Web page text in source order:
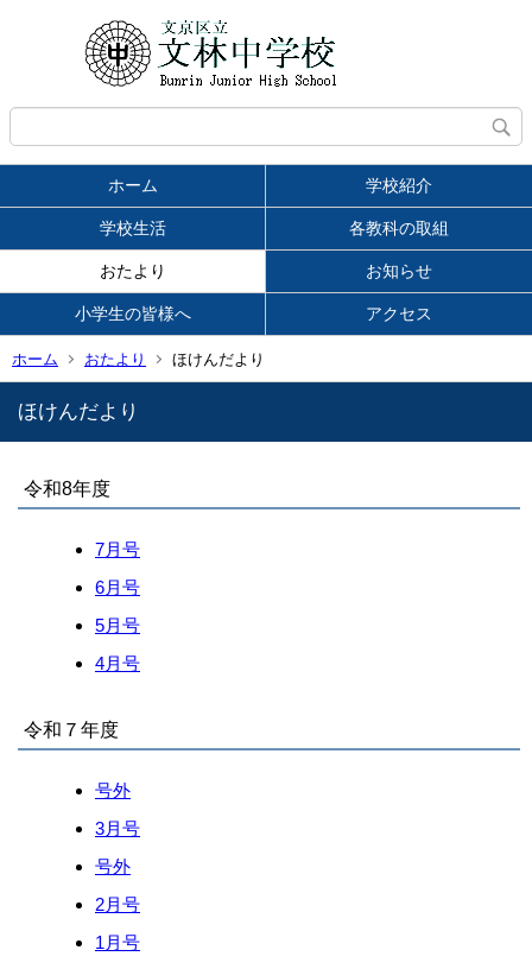
ホーム 学校紹介
学校生活 各教科の取組
おたより お知らせ
小学生の皆様へ アクセス
ホーム おたより ほけんだより
ほけんだより
令和8年度
7月号
6月号
5月号
4月号
令和７年度
号外
3月号
号外
2月号
1月号